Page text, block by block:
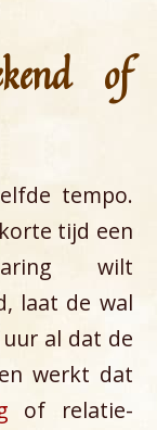
of
tempo.
tijd een
wilt
laat de wal
al dat de
werkt dat
of relatie-